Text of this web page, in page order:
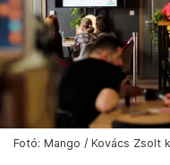
Fotó: Mango / Kovács Zsolt